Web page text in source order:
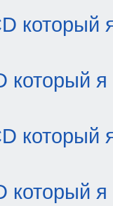
который
который я
который
который я